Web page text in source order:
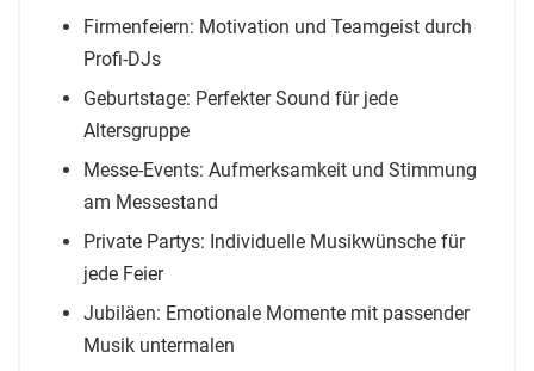
Firmenfeiern: Motivation und Teamgeist durch
Profi-DJs
Geburtstage: Perfekter Sound für jede
Altersgruppe
Messe-Events: Aufmerksamkeit und Stimmung
am Messestand
Private Partys: Individuelle Musikwünsche für
jede Feier
Jubiläen: Emotionale Momente mit passender
Musik untermalen